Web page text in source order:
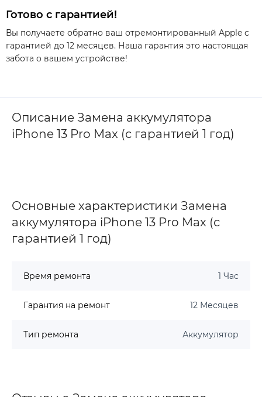
Готово с гарантией!
Вы получаете обратно ваш отремонтированный Apple с
гарантией до 12 месяцев. Наша гарантия это настоящая
забота о вашем устройстве!
Описание Замена аккумулятора
iPhone 13 Pro Max (с гарантией 1 год)
Основные характеристики Замена
аккумулятора iPhone 13 Pro Max (с
гарантией 1 год)
Время ремонта 1 Час
Гарантия на ремонт 12 Месяцев
Тип ремонта Аккумулятор